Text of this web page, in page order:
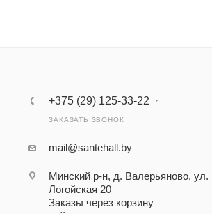
+375 (29) 125-33-22
ЗАКАЗАТЬ ЗВОНОК
mail@santehall.by
Минский р-н, д. Валерьяново, ул.
Логойская 20
Заказы через корзину